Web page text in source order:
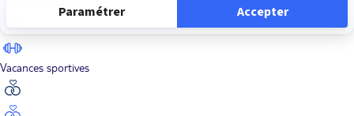
Vacances sportives